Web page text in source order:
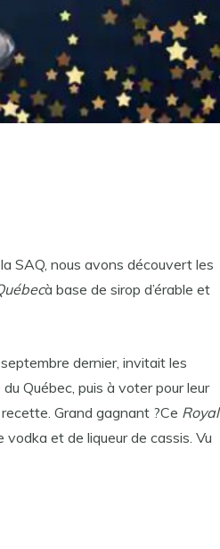
SAQ, nous avons découvert les
à base de sirop d’érable et
dernier, invitait les
Québec, puis à voter pour leur
Grand gagnant ?Ce Royal
vodka et de liqueur de cassis. Vu